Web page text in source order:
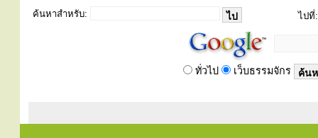
ค้นหาสำหรับ: ไปที่:
ทั่วไป เว็บธรรมจักร